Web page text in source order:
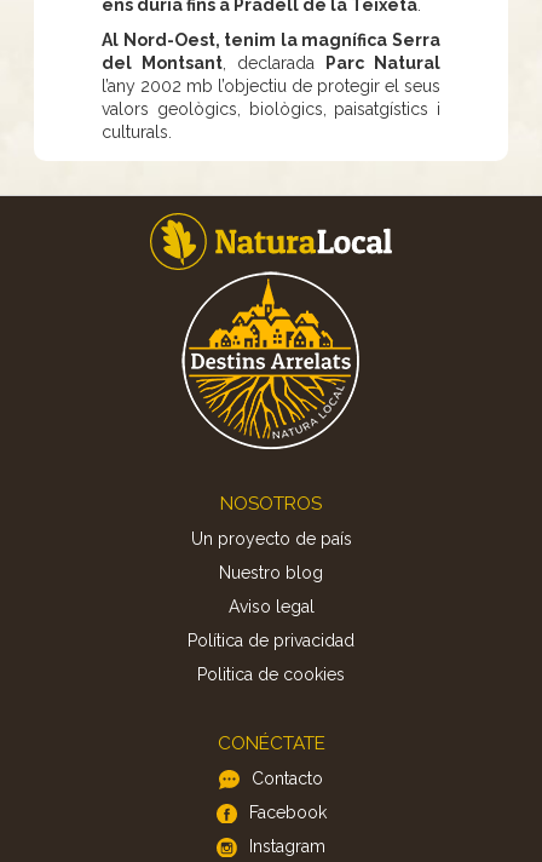
ens duria fins a Pradell de la Teixeta
Al Nord-Oest, tenim la magnífica Serra
del Montsant , declarada
Parc Natural
l’any 2002 mb l’objectiu de protegir el seus
valors geològics, biològics, paisatgístics i
culturals.
NOSOTROS
Un proyecto de país
Nuestro blog
Aviso legal
Política de privacidad
Politica de cookies
CONÉCTATE
Contacto
Facebook
Instagram